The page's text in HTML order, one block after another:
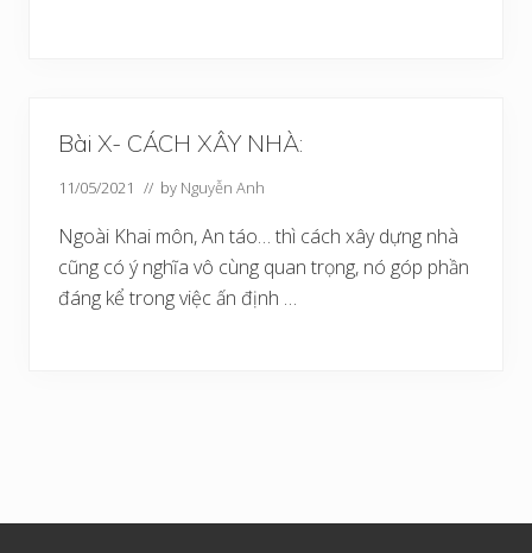
Bài X- CÁCH XÂY NHÀ:
11/05/2021 // by Nguyễn Anh
Ngoài Khai môn, An táo… thì cách xây dựng nhà
cũng có ý nghĩa vô cùng quan trọng, nó góp phần
đáng kể trong việc ấn định …